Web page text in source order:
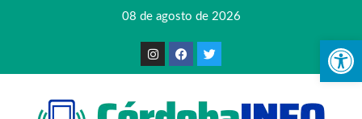
08 de agosto de 2026